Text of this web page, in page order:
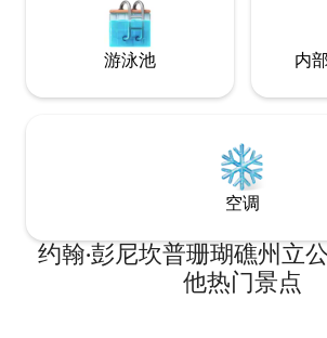
游泳池 内
空调
约翰·彭尼坎普珊瑚礁州立
他热门景点